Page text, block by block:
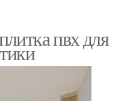
пвх для